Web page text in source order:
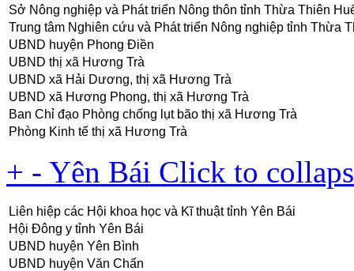
Sở Nông nghiệp và Phát triển Nông thôn tỉnh Thừa Thiên
Trung tâm Nghiên cứu và Phát triển Nông nghiệp tỉnh Thừa
UBND huyện Phong Điền
UBND thị xã Hương Trà
UBND xã Hải Dương, thị xã Hương Trà
UBND xã Hương Phong, thị xã Hương Trà
Ban Chỉ đạo Phòng chống lụt bão thị xã Hương Trà
Phòng Kinh tế thị xã Hương Trà
+ - Yên Bái Click to
Liên hiệp các Hội khoa học và Kĩ thuật tỉnh Yên Bái
Hội Đông y tỉnh Yên Bái
UBND huyện Yên Bình
UBND huyện Văn Chấn